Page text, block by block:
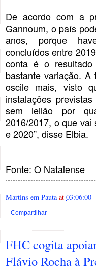
De acordo com a
Gannoum, o país
anos, porque
concluídos entre
conta é o
bastante variação.
oscile mais, visto
instalações
sem leilão por
2016/2017, o que
e 2020”, disse Elbia.
Fonte: O Natalense
Martins em Pauta at 03:06:00
Compartilhar
FHC cogita
Flávio Rocha à